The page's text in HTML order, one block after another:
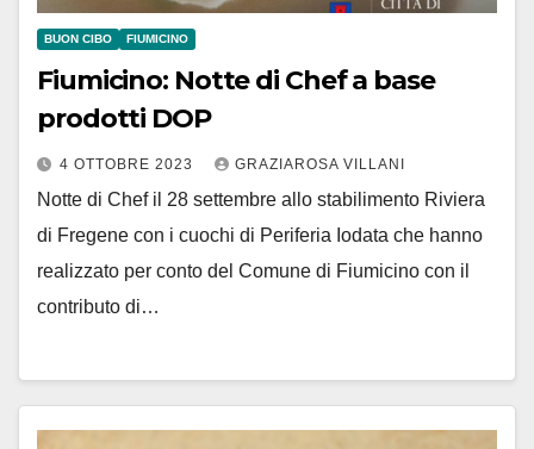
BUON CIBO FIUMICINO
Fiumicino: Notte di Chef a base
prodotti DOP
4 OTTOBRE 2023 GRAZIAROSA VILLANI
Notte di Chef il 28 settembre allo stabilimento Riviera
di Fregene con i cuochi di Periferia Iodata che hanno
realizzato per conto del Comune di Fiumicino con il
contributo di…